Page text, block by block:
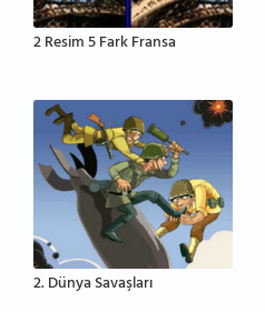
2 Resim 5 Fark Fransa
2. Dünya Savaşları